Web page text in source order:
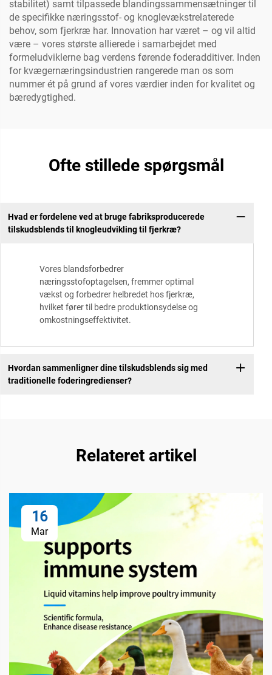
stabilitet) samt tilpassede blandingssammensætninger til
de specifikke næringsstof- og knoglevækstrelaterede
behov, som fjerkræ har. Innovation har været – og vil altid
være – vores største allierede i samarbejdet med
formeludviklerne bag verdens førende foderadditiver. Inden
for kvægernæringsindustrien rangerede man os som
nummer ét på grund af vores værdier inden for kvalitet og
bæredygtighed.
Ofte stillede spørgsmål
Hvad er fordelene ved at bruge fabriksproducerede
tilskudsblends til knogleudvikling til fjerkræ?
Vores blandsforbedrer
næringsstofoptagelsen, fremmer optimal
vækst og forbedrer helbredet hos fjerkræ,
hvilket fører til bedre produktionsydelse og
omkostningseffektivitet.
Hvordan sammenligner dine tilskudsblends sig med
traditionelle foderingredienser?
Relateret artikel
16
Mar